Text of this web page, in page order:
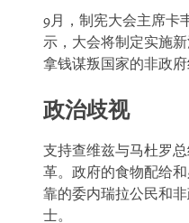
9月，制宪大会主席卡
示，大会将制定实施
拿钱谋叛国家的非政
政治歧视
支持查维兹与马杜罗
革。政府的食物配给
靠的委内瑞拉公民和
士。